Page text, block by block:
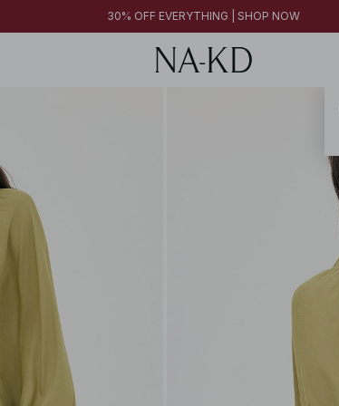
30% OFF EVERYTHING | SHOP NOW